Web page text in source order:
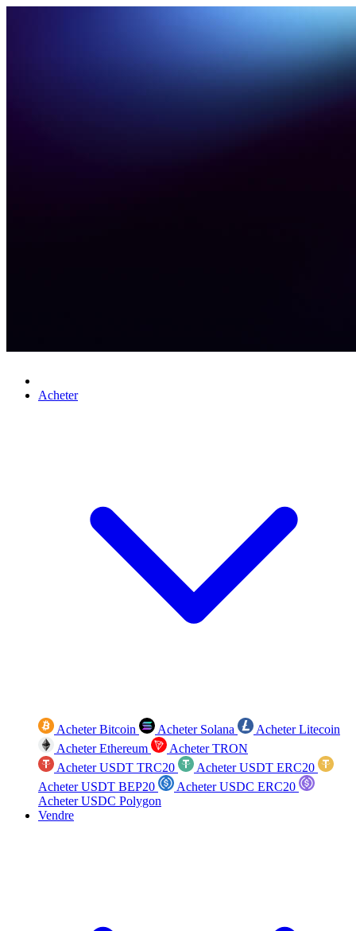
Acheter
Acheter Bitcoin Acheter Solana
Acheter Litecoin
Acheter Ethereum
Acheter TRON
Acheter USDT TRC20
Acheter USDT ERC20
Acheter USDT BEP20
Acheter USDC ERC20
Acheter USDC Polygon
Vendre